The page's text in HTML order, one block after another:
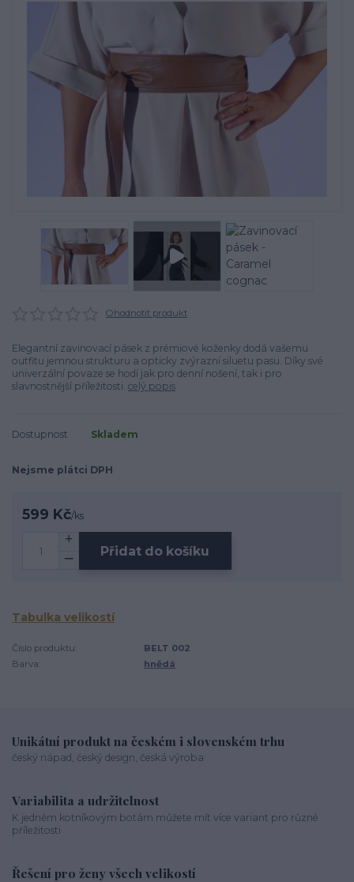
Ohodnotit produkt
Elegantní zavinovací pásek z prémiové koženky dodá vašemu
outfitu jemnou strukturu a opticky zvýrazní siluetu pasu. Díky své
univerzální povaze se hodí jak pro denní nošení, tak i pro
slavnostnější příležitosti. celý popis
Dostupnost Skladem
Nejsme plátci DPH
599 Kč/ks
Přidat do košíku
Tabulka velikostí
Číslo produktu:
BELT 002
Barva:
hnědá
Unikátní produkt na českém i slovenském trhu
český nápad, český design, česká výroba
Variabilita a udržitelnost
K jedněm kotníkovým botám můžete mít více variant pro různé
příležitosti
Řešení pro ženy všech velikostí